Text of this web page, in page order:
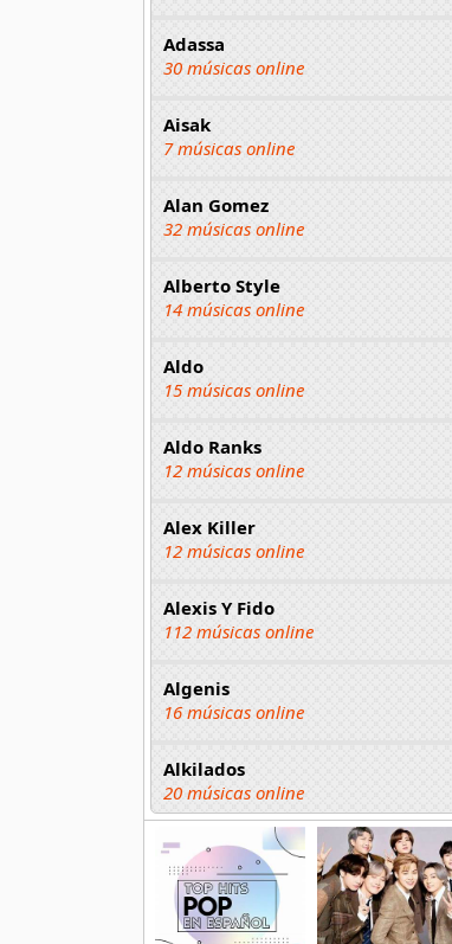
Adassa
30 músicas online
Aisak
7 músicas online
Alan Gomez
32 músicas online
Alberto Style
14 músicas online
Aldo
15 músicas online
Aldo Ranks
12 músicas online
Alex Killer
12 músicas online
Alexis Y Fido
112 músicas online
Algenis
16 músicas online
Alkilados
20 músicas online
Andy Boy
42 músicas online
Angel Olmos